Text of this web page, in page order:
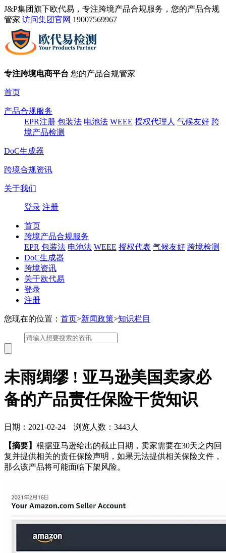
J&P集团旗下欧代易，专注跨境产品合规服务，您的产品合规
管家 访问集团官网 19007569967
专注跨境电商平台 您的产品合规管家
首页
产品合规服务
EPR注册 包装法 电池法 WEEE 授权代理人 气候友好 跨
境产品检测
DoC生成器
跨境合规资讯
关于我们
登录 注册
首页
跨境产品合规服务
EPR 包装法 电池法 WEEE 授权代表 气候友好 跨境检测
DoC生成器
跨境资讯
关于欧代易
登录
注册
您现在的位置： 首页>新闻政策>知识栏目
未雨绸缪 ! 亚马逊美国卖家必
备的产品责任保险干货知识
日期：2021-02-24 浏览人数：3443人
【摘要】 根据亚马逊给出的截止日期，卖家需要在30天之内回
复并提供相关的责任保险声明，如果无法提供相关保险文件，
那么该产品将可能面临下架风险。